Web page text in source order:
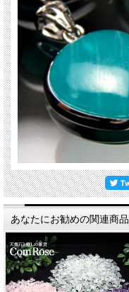
あなたにお勧めの関連商品